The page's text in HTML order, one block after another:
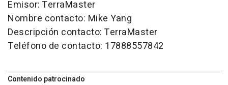
Emisor: TerraMaster
Nombre contacto: Mike Yang
Descripción contacto: TerraMaster
Teléfono de contacto: 17888557842
Contenido patrocinado